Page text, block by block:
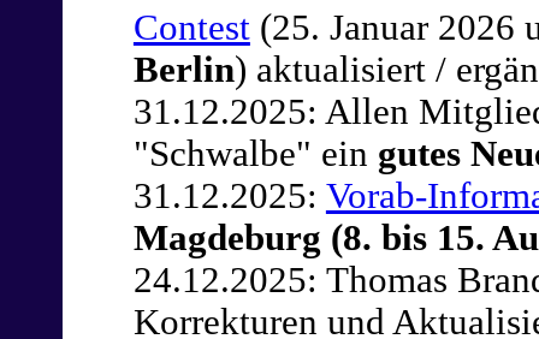
Contest(25. Januar 2026
Berlin) aktualisiert /
31.12.2025: Allen
"Schwalbe" ein gutes
31.12.2025: Vorab-
Magdeburg (8. bis 15.
24.12.2025: Thomas
Korrekturen und